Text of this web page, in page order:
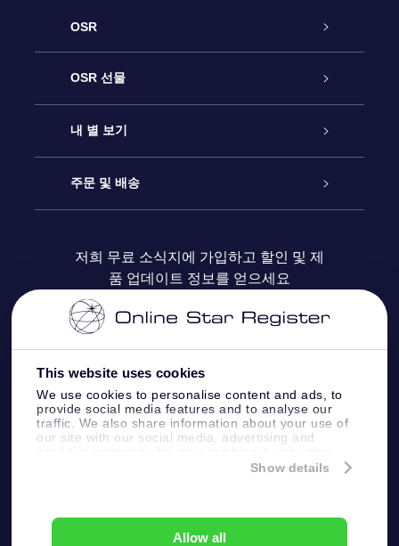
This website uses cookies
We use cookies to personalise content and ads, to
provide social media features and to analyse our
traffic. We also share information about your use of
our site with our social media, advertising and
information that you’ve provided to them or that
Show details
Allow all
OSR
고객 서비스
연락처
블로그
OSR 선물
온라인 별 선물
OSR 선물 팩
OSR 상품권
기업 선물
내 별 보기
Star Register
맞춤 별 페이지
One Million Stars
Fly me to the stars VR 앱
주문 및 배송
결제 정보
배송 정보
환불 정책
별자리
저희 무료 소식지에 가입하고 할인 및 제
품 업데이트 정보를 얻으세요
고객 서비스:help@osr.org